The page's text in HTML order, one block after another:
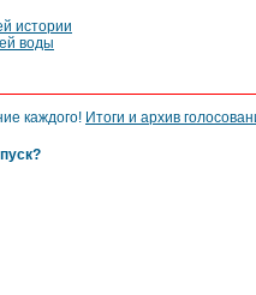
истории
воды
каждого! Итоги и архив